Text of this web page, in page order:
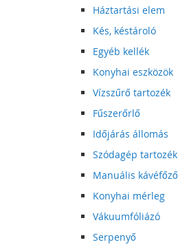
Háztartási elem
Kés, késtároló
Egyéb kellék
Konyhai eszközök
Vízszűrő tartozék
Fűszerőrlő
Időjárás állomás
Szódagép tartozék
Manuális kávéfőző
Konyhai mérleg
Vákuumfóliázó
Serpenyő